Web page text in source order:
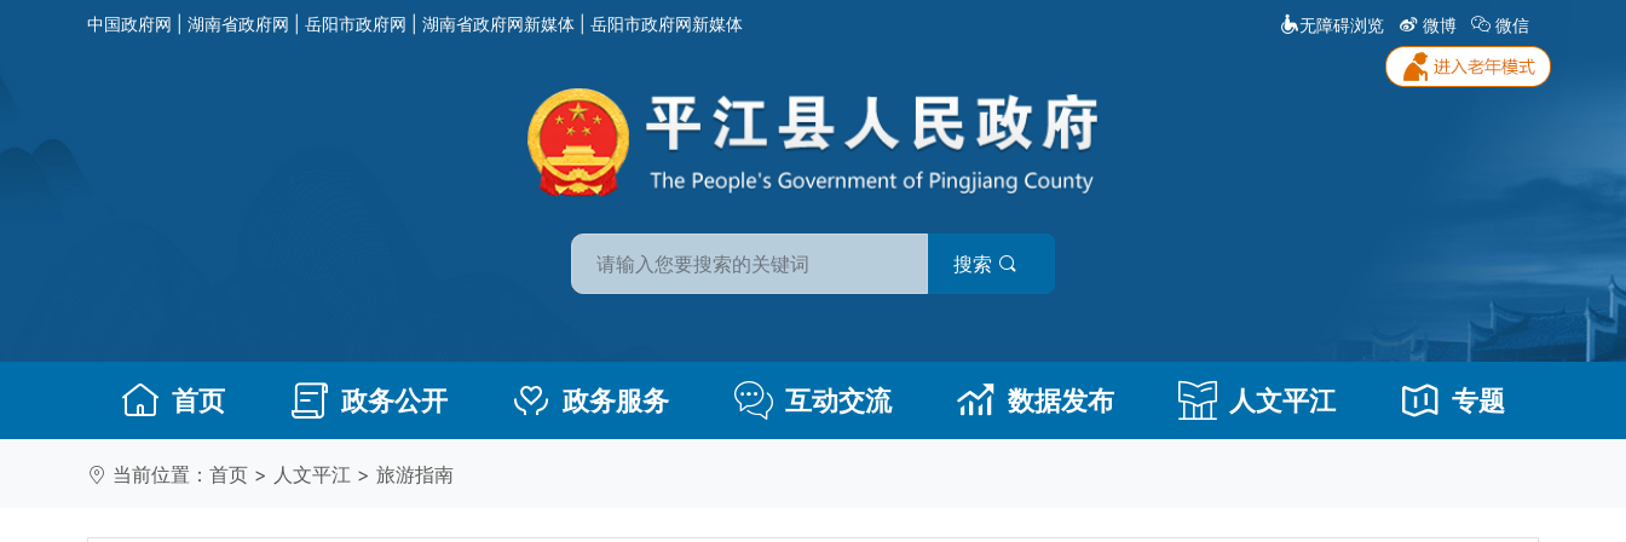
中国政府网 湖南省政府网 岳阳市政府网 湖南省政府网新媒体 岳阳市政府网新媒体 无障碍浏览 微博 微信
搜索
首页 政务公开 政务服务 互动交流 数据发布 人文平江 专题
当前位置： 首页 > 人文平江 > 旅游指南